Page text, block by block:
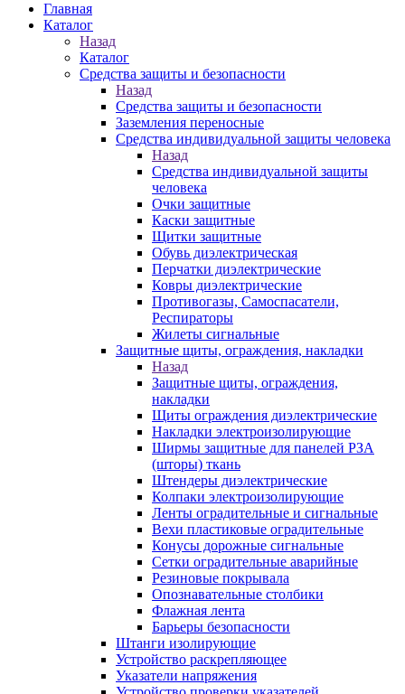
Главная
Каталог
Назад
Каталог
Средства защиты и безопасности
Назад
Средства защиты и безопасности
Заземления переносные
Средства индивидуальной защиты человека
Назад
Средства индивидуальной защиты
человека
Очки защитные
Каски защитные
Щитки защитные
Обувь диэлектрическая
Перчатки диэлектрические
Ковры диэлектрические
Противогазы, Самоспасатели,
Респираторы
Жилеты сигнальные
Защитные щиты, ограждения, накладки
Назад
Защитные щиты, ограждения,
накладки
Щиты ограждения диэлектрические
Накладки электроизолирующие
Ширмы защитные для панелей РЗА
(шторы) ткань
Штендеры диэлектрические
Колпаки электроизолирующие
Ленты оградительные и сигнальные
Вехи пластиковые оградительные
Конусы дорожные сигнальные
Сетки оградительные аварийные
Резиновые покрывала
Опознавательные столбики
Флажная лента
Барьеры безопасности
Штанги изолирующие
Устройство раскрепляющее
Указатели напряжения